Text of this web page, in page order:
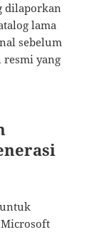
dilaporkan
lama
sebelum
yang